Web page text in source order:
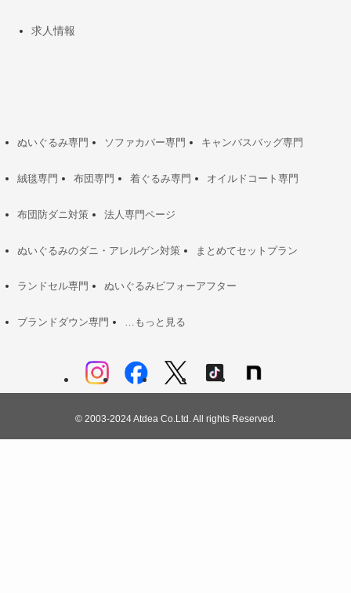
求人情報
ぬいぐるみ専門 ソファカバー専門 キャンバスバッグ専門
絨毯専門 布団専門 着ぐるみ専門 オイルドコート専門
布団防ダニ対策 法人専門ページ
ぬいぐるみのダニ・アレルゲン対策 まとめてセットプラン
ランドセル専門 ぬいぐるみビフォーアフター
ブランドダウン専門 …もっと見る
© 2003-2024 Atdea Co.Ltd. All rights Reserved.